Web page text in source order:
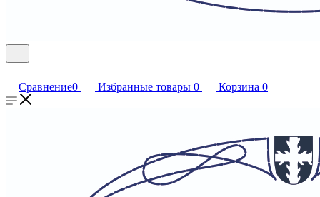
Сравнение0 Избранные товары 0 Корзина 0